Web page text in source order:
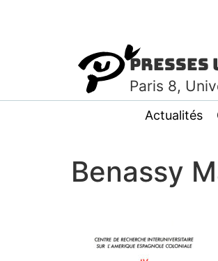
Paris 8,
Actualités
Benassy